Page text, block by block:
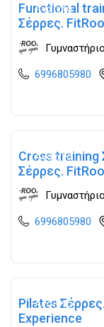
Ανοιχτά
Functional
Σέρρες.
6996805980
Ανοιχτά
Cross training
Σέρρες.
6996805980
Ανοιχτά
Pilates
Experience